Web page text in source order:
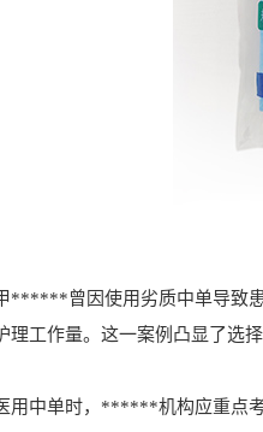
曾因使用劣质中单导致患
理工作量。这一案例凸显了选
中单时，******机构应重点考